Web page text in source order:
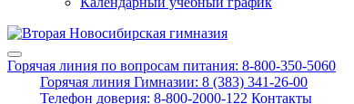
Горячая линия по вопросам питания: 8-800-350-5060
Горячая линия Гимназии: 8 (383) 341-26-00
Телефон доверия: 8-800-2000-122 Контакты